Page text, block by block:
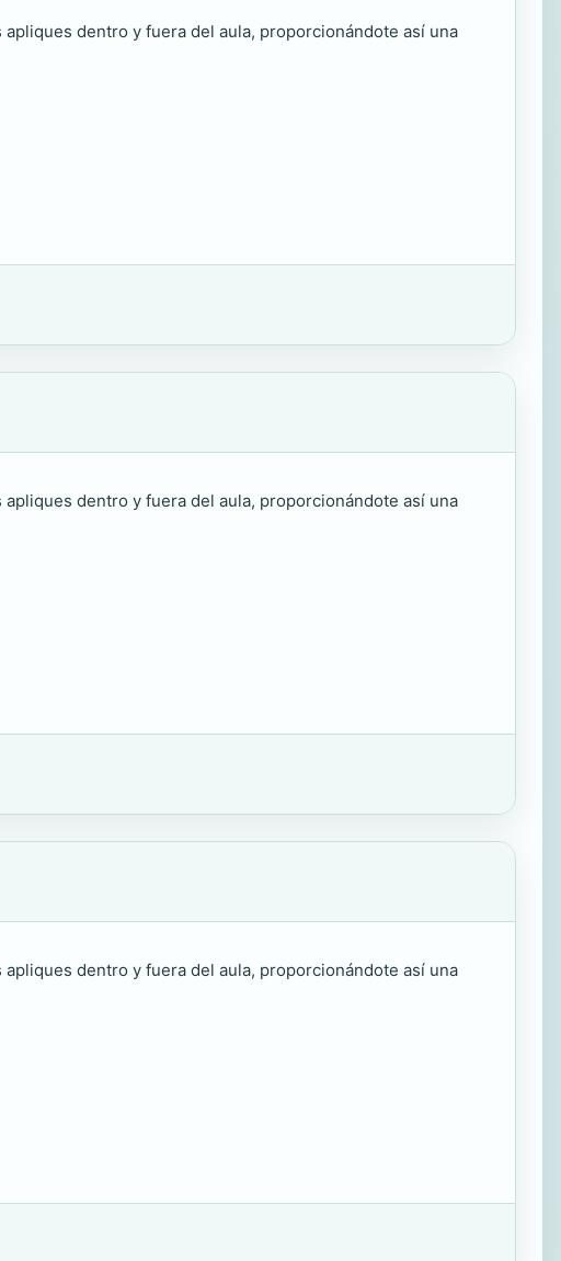
dentro y fuera del aula, proporcionándote así una
dentro y fuera del aula, proporcionándote así una
dentro y fuera del aula, proporcionándote así una